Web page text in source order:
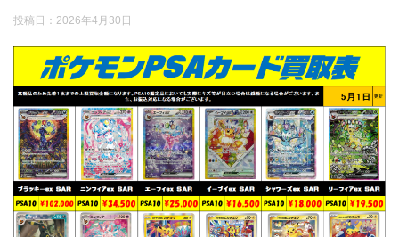
投稿日： 2026年4月30日